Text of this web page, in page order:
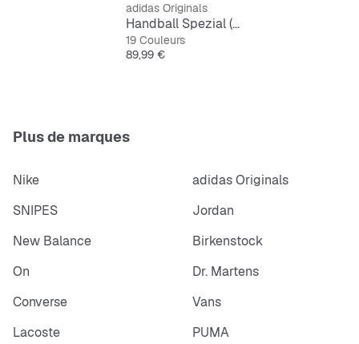
adidas Originals
Handball Spezial (GS)
19 Couleurs
Prix
89,99 €
Plus de marques
Nike
adidas Originals
SNIPES
Jordan
New Balance
Birkenstock
On
Dr. Martens
Converse
Vans
Lacoste
PUMA